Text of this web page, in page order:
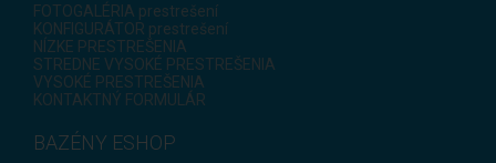
FOTOGALÉRIA prestrešení
KONFIGURÁTOR prestrešení
NÍZKE PRESTREŠENIA
STREDNE VYSOKÉ PRESTREŠENIA
VYSOKÉ PRESTREŠENIA
KONTAKTNÝ FORMULÁR
BAZÉNY ESHOP